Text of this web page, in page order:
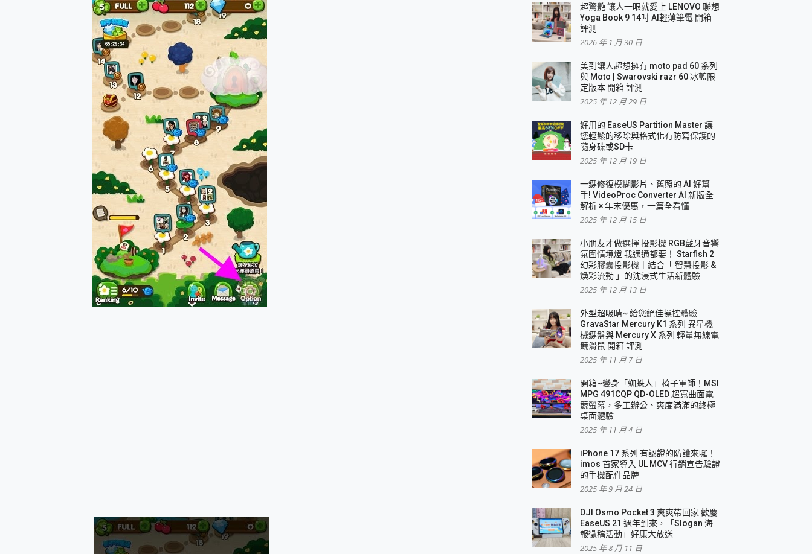
ASUS Pad 全面應援 Me Time，加碼愛奇藝黃金雙周卡體驗，專案價最低 NT$0 起
超驚艷 讓人一眼就愛上 LENOVO 聯想
Yoga Book 9 14吋 AI輕薄筆電 開箱
評測
2026 年 1 月 30 日
美到讓人超想擁有 moto pad 60 系列
與 Moto | Swarovski razr 60 冰藍限
定版本 開箱 評測
2025 年 12 月 29 日
好用的 EaseUS Partition Master 讓
您輕鬆的移除與格式化有防寫保護的
隨身碟或SD卡
2025 年 12 月 19 日
一鍵修復模糊影片、舊照的 AI 好幫
手! VideoProc Converter AI 新版全
解析 × 年末優惠，一篇全看懂
2025 年 12 月 15 日
小朋友才做選擇 投影機 RGB藍牙音響
氛圍情境燈 我通通都要！ Starfish 2
幻彩膠囊投影機｜結合「 智慧投影 &
煥彩流動 」的沈浸式生活新體驗
2025 年 12 月 13 日
外型超吸晴~ 給您絕佳操控體驗
GravaStar Mercury K1 系列 異星機
械鍵盤與 Mercury X 系列 輕量無線電
競滑鼠 開箱 評測
2025 年 11 月 7 日
開箱~變身「蜘蛛人」椅子軍師！MSI
MPG 491CQP QD-OLED 超寬曲面電
競螢幕，多工辦公、爽度滿滿的終極
桌面體驗
2025 年 11 月 4 日
iPhone 17 系列 有認證的防護來囉！
imos 首家導入 UL MCV 行銷宣告驗證
的手機配件品牌
2025 年 9 月 24 日
DJI Osmo Pocket 3 爽爽帶回家 歡慶
EaseUS 21 週年到來，「Slogan 海
報徵稿活動」好康大放送
2025 年 8 月 11 日